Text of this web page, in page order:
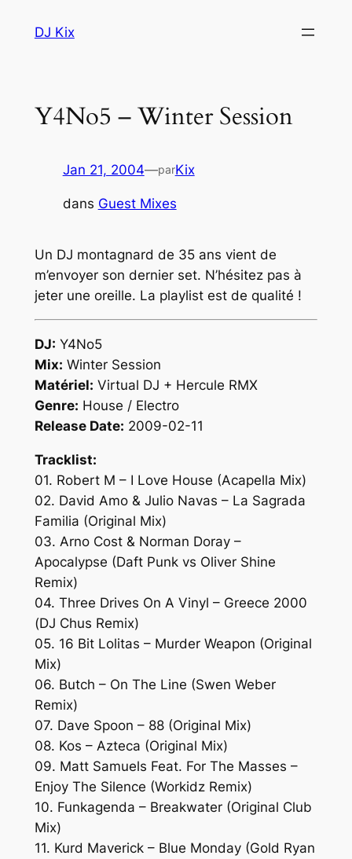
DJ Kix
Y4No5 – Winter Session
Jan 21, 2004—parKix
dans Guest Mixes
Un DJ montagnard de 35 ans vient de
m’envoyer son dernier set. N’hésitez pas à
jeter une oreille. La playlist est de qualité !
DJ: Y4No5
Mix: Winter Session
Matériel: Virtual DJ + Hercule RMX
Genre: House / Electro
Release Date: 2009-02-11
Tracklist:
01. Robert M – I Love House (Acapella Mix)
02. David Amo & Julio Navas – La Sagrada
Familia (Original Mix)
03. Arno Cost & Norman Doray –
Apocalypse (Daft Punk vs Oliver Shine
Remix)
04. Three Drives On A Vinyl – Greece 2000
(DJ Chus Remix)
05. 16 Bit Lolitas – Murder Weapon (Original
Mix)
06. Butch – On The Line (Swen Weber
Remix)
07. Dave Spoon – 88 (Original Mix)
08. Kos – Azteca (Original Mix)
09. Matt Samuels Feat. For The Masses –
Enjoy The Silence (Workidz Remix)
10. Funkagenda – Breakwater (Original Club
Mix)
11. Kurd Maverick – Blue Monday (Gold Ryan